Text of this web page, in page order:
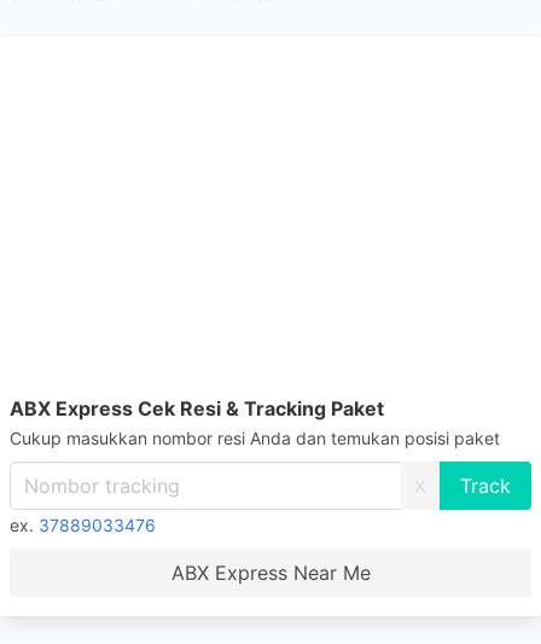
ABX Express Cek Resi & Tracking Paket
Cukup masukkan nombor resi Anda dan temukan posisi paket
X
ex. 37889033476
ABX Express Near Me